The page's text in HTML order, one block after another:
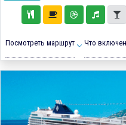
Посмотреть маршрут Что